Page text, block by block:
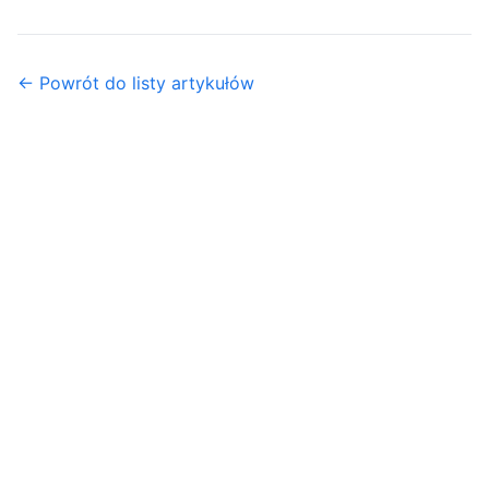
← Powrót do listy artykułów